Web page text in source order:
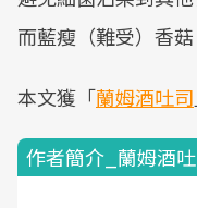
而藍瘦（難受）香
本文獲「蘭姆酒吐司
作者簡介_蘭姆酒